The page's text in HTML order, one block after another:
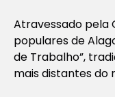
Atravessado pela
populares de
de Trabalho”,
mais distantes do